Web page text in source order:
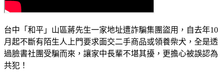
台中「和平」山區蔣先生一家地址遭詐騙集團盜用，自去年10
月起不斷有陌生人上門要求面交二手商品或領養柴犬，全是透
過臉書社團受騙而來，讓家中長輩不堪其擾，更擔心被誤認為
共犯！